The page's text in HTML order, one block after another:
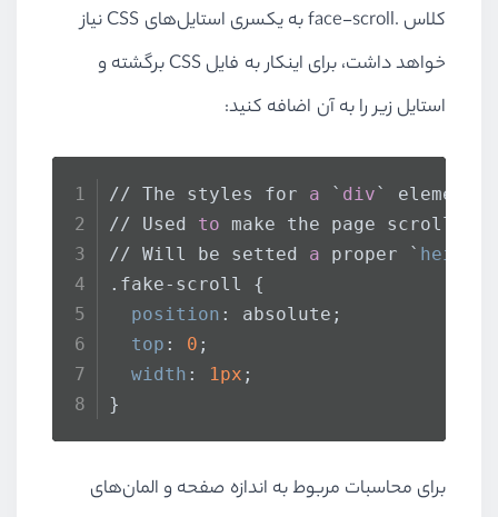
کلاس .face-scroll به یکسری استایل‌های CSS نیاز
خواهد داشت، برای اینکار به فایل CSS برگشته و
استایل زیر را به آن اضافه کنید:
// The styles for a ` div` element
// Used to make the page scrollable
// Will be setted a proper ` height
.fake-scroll
{
position : absolute;
top : 0 ;
width : 1px ;
}
برای محاسبات مربوط به اندازه صفحه و المان‌های